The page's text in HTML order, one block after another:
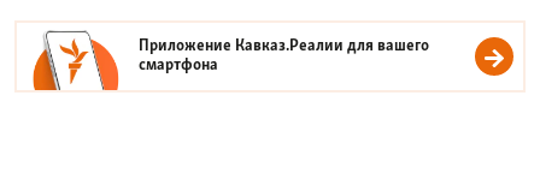
Приложение Кавказ.Реалии для вашего
смартфона